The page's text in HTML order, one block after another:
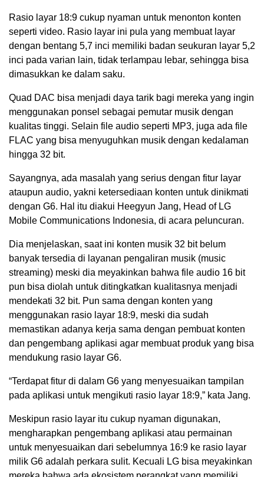
Rasio layar 18:9 cukup nyaman untuk menonton konten
seperti video. Rasio layar ini pula yang membuat layar
dengan bentang 5,7 inci memiliki badan seukuran layar 5,2
inci pada varian lain, tidak terlampau lebar, sehingga bisa
dimasukkan ke dalam saku.
Quad DAC bisa menjadi daya tarik bagi mereka yang ingin
menggunakan ponsel sebagai pemutar musik dengan
kualitas tinggi. Selain file audio seperti MP3, juga ada file
FLAC yang bisa menyuguhkan musik dengan kedalaman
hingga 32 bit.
Sayangnya, ada masalah yang serius dengan fitur layar
ataupun audio, yakni ketersediaan konten untuk dinikmati
dengan G6. Hal itu diakui Heegyun Jang, Head of LG
Mobile Communications Indonesia, di acara peluncuran.
Dia menjelaskan, saat ini konten musik 32 bit belum
banyak tersedia di layanan pengaliran musik (music
streaming) meski dia meyakinkan bahwa file audio 16 bit
pun bisa diolah untuk ditingkatkan kualitasnya menjadi
mendekati 32 bit. Pun sama dengan konten yang
menggunakan rasio layar 18:9, meski dia sudah
memastikan adanya kerja sama dengan pembuat konten
dan pengembang aplikasi agar membuat produk yang bisa
mendukung rasio layar G6.
“Terdapat fitur di dalam G6 yang menyesuaikan tampilan
pada aplikasi untuk mengikuti rasio layar 18:9,” kata Jang.
Meskipun rasio layar itu cukup nyaman digunakan,
mengharapkan pengembang aplikasi atau permainan
untuk menyesuaikan dari sebelumnya 16:9 ke rasio layar
milik G6 adalah perkara sulit. Kecuali LG bisa meyakinkan